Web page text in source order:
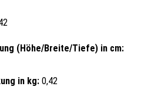
(Höhe/Breite/Tiefe) in cm:
in kg: 0,42